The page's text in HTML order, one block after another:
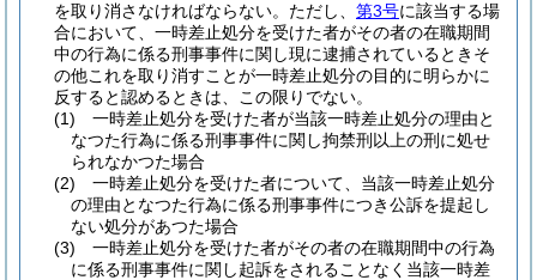
を取り消さなければならない。 ただし、 第3号に該当する場
合において、一時差止処分を受けた者がその者の在職期間
中の行為に係る刑事事件に関し現に逮捕されているときそ
の他これを取り消すことが一時差止処分の目的に明らかに
反すると認めるときは、この限りでない。
(1)
一時差止処分を受けた者が当該一時差止処分の理由と
なつた行為に係る刑事事件に関し拘禁刑以上の刑に処せ
られなかつた場合
(2)
一時差止処分を受けた者について、当該一時差止処分
の理由となつた行為に係る刑事事件につき公訴を提起し
ない処分があつた場合
(3)
一時差止処分を受けた者がその者の在職期間中の行為
に係る刑事事件に関し起訴をされることなく当該一時差